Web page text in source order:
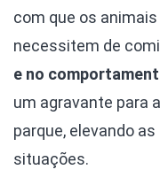
com que os
necessitem de
e no
um agravante para
parque, elevando
situações.